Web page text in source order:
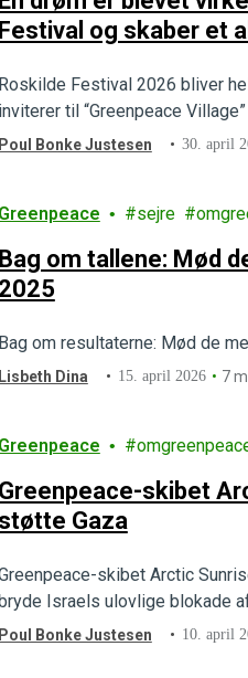
Festival og skaber et
Roskilde Festival 2026 bliver
inviterer til “Greenpeace
Poul Bonke Justesen 30. april
Greenpeace sejre
Bag om tallene: Mød
2025
Bag om resultaterne: Mød de
Lisbeth Dina 15. april 2026 7
Greenpeace
Greenpeace-skibet
støtte Gaza
skibet Arctic
Israels ulovlige blokade
Poul Bonke Justesen 10. april